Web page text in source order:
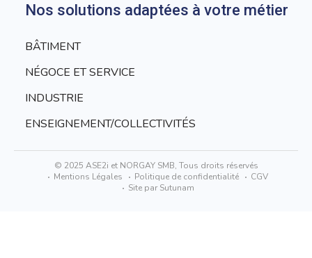
Nos solutions adaptées à votre métier
BÂTIMENT
NÉGOCE ET SERVICE
INDUSTRIE
ENSEIGNEMENT/COLLECTIVITÉS
© 2025 ASE2i et NORGAY SMB, Tous droits réservés
Mentions Légales
Politique de confidentialité
CGV
Site par Sutunam